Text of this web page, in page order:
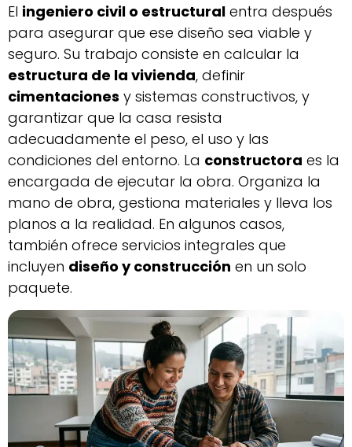
El ingeniero civil o estructural entra después
para asegurar que ese diseño sea viable y
seguro. Su trabajo consiste en calcular la
estructura de la vivienda, definir
cimentaciones y sistemas constructivos, y
garantizar que la casa resista
adecuadamente el peso, el uso y las
condiciones del entorno. La constructora es la
encargada de ejecutar la obra. Organiza la
mano de obra, gestiona materiales y lleva los
planos a la realidad. En algunos casos,
también ofrece servicios integrales que
incluyen diseño y construcción en un solo
paquete.